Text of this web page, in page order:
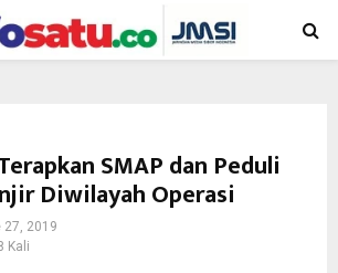
SMAP dan Peduli
Diwilayah Operasi
27, 2019
Kali